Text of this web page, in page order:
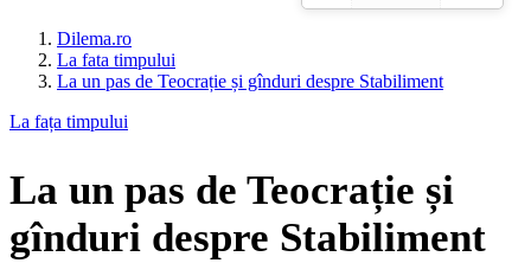
Dilema.ro
La fata timpului
La un pas de Teocrație și gînduri despre Stabiliment
La fața timpului
La un pas de Teocrație și
gînduri despre Stabiliment